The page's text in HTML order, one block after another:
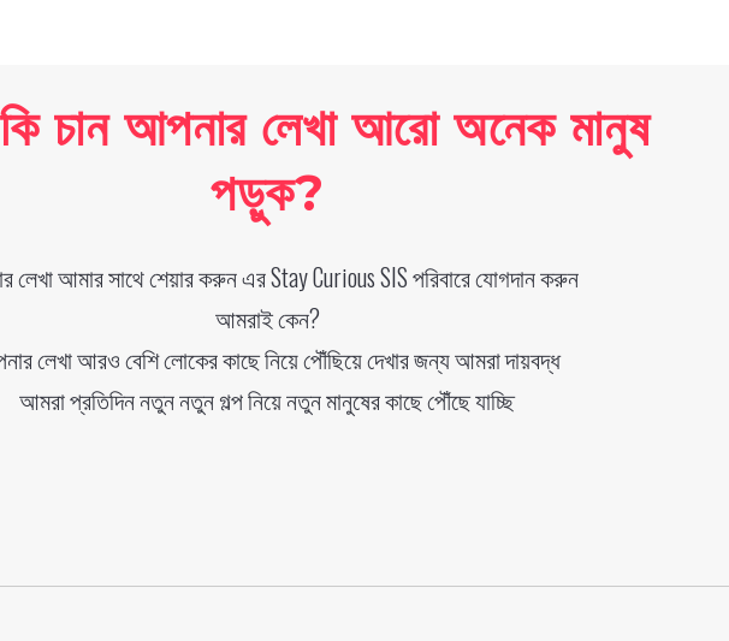
চান আপনার লেখা আরো অনেক মানুষ
পড়ুক?
লেখা আমার সাথে শেয়ার করুন এর Stay Curious SIS পরিবারে যোগদান করুন
আমরাই কেন?
লেখা আরও বেশি লোকের কাছে নিয়ে পৌঁছিয়ে দেখার জন্য আমরা দায়বদ্ধ
আমরা প্রতিদিন নতুন নতুন গল্প নিয়ে নতুন মানুষের কাছে পৌঁছে যাচ্ছি